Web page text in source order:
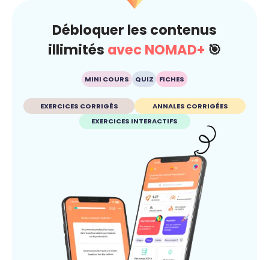
Débloquer les contenus
illimités avec NOMAD+ 🎯
MINI COURS QUIZ FICHES
EXERCICES CORRIGÉS
ANNALES CORRIGÉES
EXERCICES INTERACTIFS